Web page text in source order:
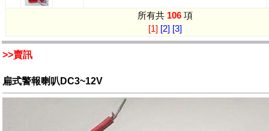
所有共 106 項
[1] [2] [3]
>>賣訊
扁式警報喇叭DC3~12V